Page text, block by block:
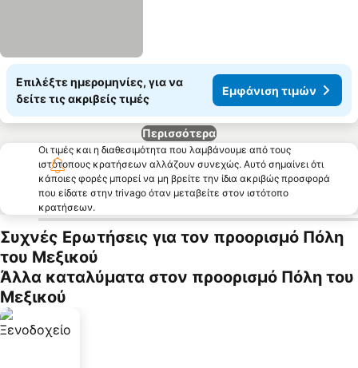
Επιλέξτε ημερομηνίες, για να
δείτε τις ακριβείς τιμές
Εμφάνιση τιμών
Περισσότερα
Οι τιμές και η διαθεσιμότητα που λαμβάνουμε από τους
ιστότοπους κρατήσεων αλλάζουν συνεχώς. Αυτό σημαίνει ότι
κάποιες φορές μπορεί να μη βρείτε την ίδια ακριβώς προσφορά
που είδατε στην trivago όταν μεταβείτε στον ιστότοπο
κρατήσεων.
Συχνές Ερωτήσεις για τον προορισμό Πόλη
του Μεξικού
Άλλα καταλύματα στον προορισμό Πόλη του
Μεξικού